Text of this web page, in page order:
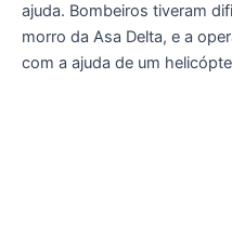
ajuda. Bombeiros tiveram
morro da Asa Delta, e a
com a ajuda de um